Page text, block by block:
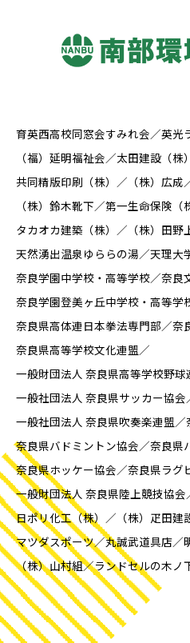
育英西高校同窓会すみれ会
英光
（福）延明福祉会
太田建設（株）
共同精版印刷（株）
（株）広成
（株）鈴木靴下
第一生命保険（
タカオカ建築（株）
（株）田野
天然湧出温泉ゆららの湯
天理大
奈良学園中学校・高等学校
奈良
奈良学園登美ヶ丘中学校・高等学
奈良県高体連日本拳法専門部
奈
奈良県高等学校文化連盟
一般財団法人 奈良県高等学校野球
一般社団法人 奈良県サッカー協会
一般社団法人 奈良県吹奏楽連盟
奈良県バドミントン協会
奈良県
奈良県ホッケー協会
奈良県ラグ
一般財団法人 奈良県陸上競技協会
日ポリ化工（株）
（株）疋田建
マツダスポーツ
丸誠武道具店
（株）山村組
ランドセルの木ノ